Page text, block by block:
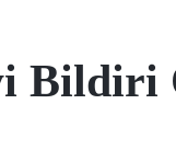
Bildiri